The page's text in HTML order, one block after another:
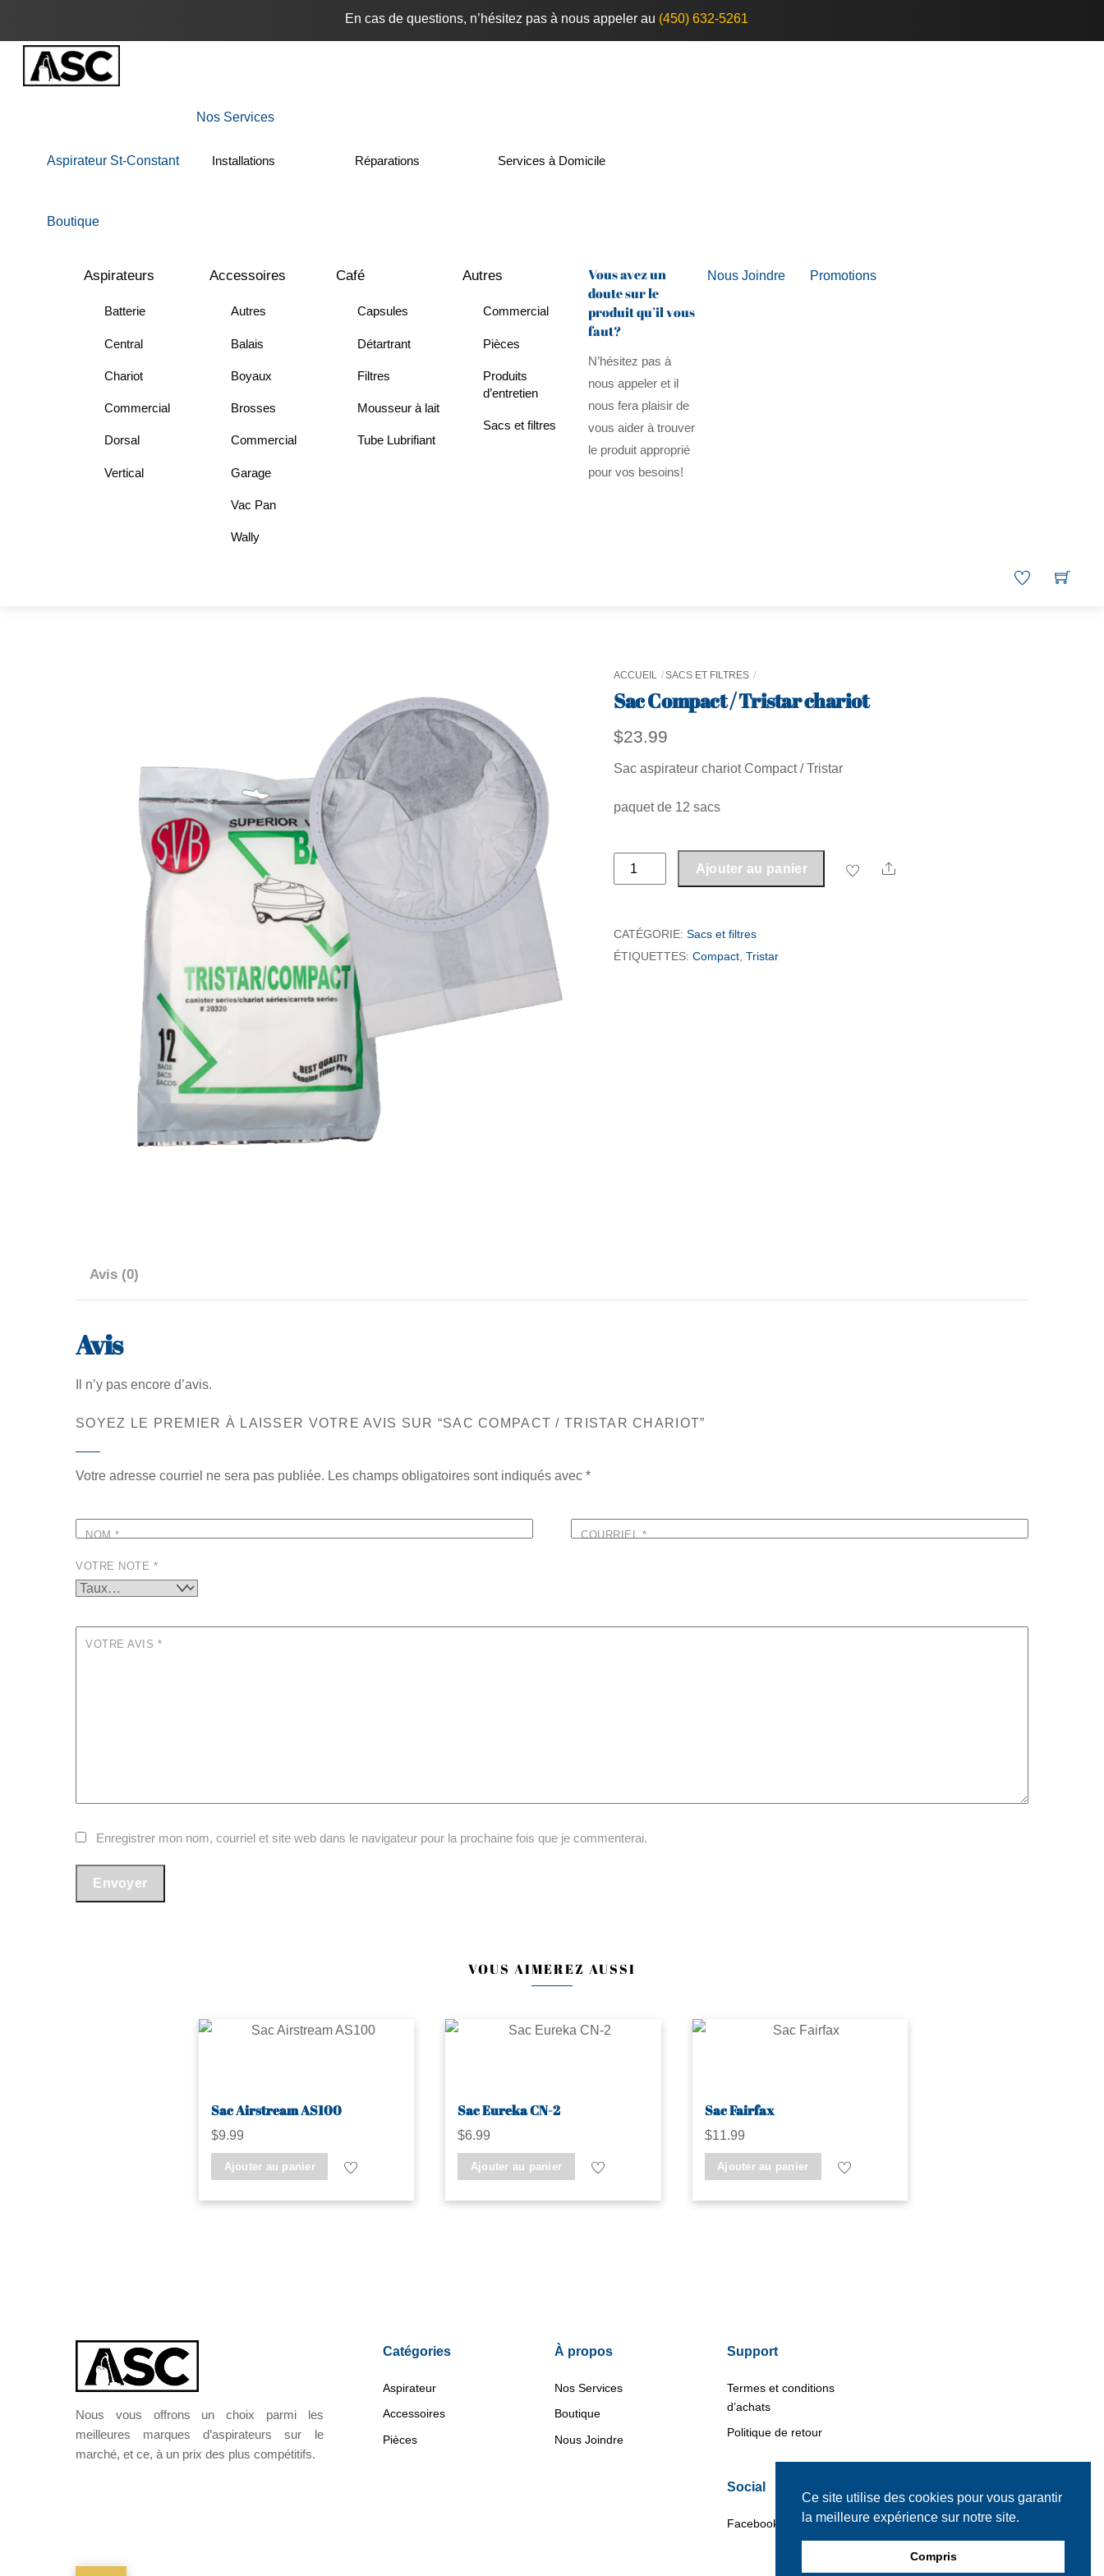
content
En cas de questions, n’hésitez pas à nous appeler au (450) 632-5261
Menu
Aspirateur St-Constant
Nos Services
Installations Réparations Services à Domicile
Boutique
Aspirateurs
Batterie
Central
Chariot
Commercial
Dorsal
Vertical
Accessoires
Autres
Balais
Boyaux
Brosses
Commercial
Garage
Vac Pan
Wally
Café
Capsules
Détartrant
Filtres
Mousseur à lait
Tube Lubrifiant
Autres
Commercial
Pièces
Produits
d’entretien
Sacs et filtres
Vous avez un
doute sur le
produit qu’il vous
faut?
N’hésitez pas à
nous appeler et il
nous fera plaisir de
vous aider à trouver
le produit approprié
pour vos besoins!
Nous Joindre Promotions
ACCUEIL SACS ET FILTRES
Sac Compact / Tristar chariot
$23.99
Sac aspirateur chariot Compact / Tristar
paquet de 12 sacs
quantité
de
Compact
/
Ajouter au panier Share
CATÉGORIE:Sacs et filtres
ÉTIQUETTES:Compact,Tristar
Avis (0)
Avis
Il n’y pas encore d’avis.
SOYEZ LE PREMIER À LAISSER VOTRE AVIS SUR “SAC COMPACT / TRISTAR CHARIOT”
Votre adresse courriel ne sera pas publiée. Les champs obligatoires sont indiqués avec *
NOM* COURRIEL*
VOTRE NOTE *
VOTRE AVIS *
Enregistrer mon nom, courriel et site web dans le navigateur pour la prochaine fois que je commenterai.
VOUS AIMEREZ AUSSI
Sac Airstream AS100
$9.99
Ajouter au panier
Sac Eureka CN-2
$6.99
Ajouter au panier
Sac Fairfax
$11.99
Ajouter au panier
Nous vous offrons un choix parmi les
meilleures marques d’aspirateurs sur le
marché, et ce, à un prix des plus compétitifs.
Catégories
Aspirateur
Accessoires
Pièces
À propos
Nos Services
Boutique
Nous Joindre
Support
Termes et conditions
d’achats
Politique de retour
Social
Facebook
Ce site utilise des cookies pour vous garantir
la meilleure expérience sur notre site.
Compris